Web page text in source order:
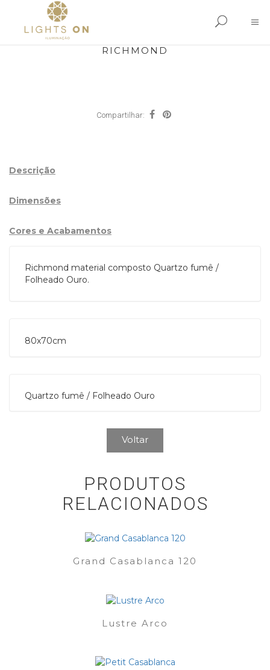
RICHMOND
Compartilhar:
Descrição
Dimensões
Cores e Acabamentos
Richmond material composto Quartzo fumê /
Folheado Ouro.
80x70cm
Quartzo fumê / Folheado Ouro
Voltar
PRODUTOS
RELACIONADOS
Grand Casablanca 120
Lustre Arco